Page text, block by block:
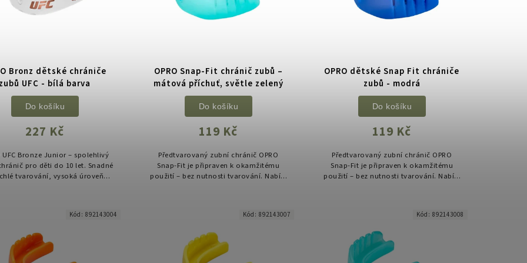
Bronz dětské chrániče
zubů UFC - bílá barva
227 Kč
Do košíku
UFC Bronze Junior – spolehlivý
pro děti do 10 let. Snadné
tvarování, vysoká úroveň
OPRO Snap-Fit chránič zubů –
mátová příchuť, světle zelený
119 Kč
Do košíku
Předtvarovaný zubní chránič OPRO
Snap-Fit je připraven k okamžitému
použití – bez nutnosti tvarování. Nabízí
OPRO dětské Snap Fit chrániče
zubů - modrá
119 Kč
Do košíku
Předtvarovaný zubní chránič OPRO
Snap-Fit je připraven k okamžitému
použití – bez nutnosti tvarování. Nabízí
Kód:892143004 Kód:892143007 Kód:892143008